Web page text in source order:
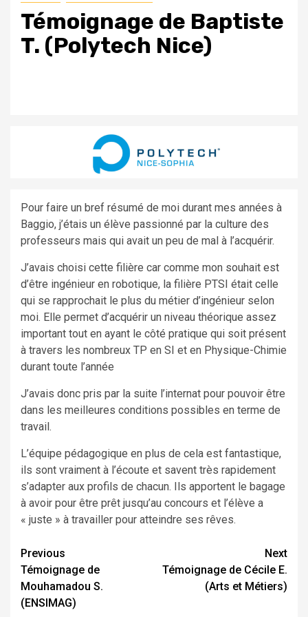
Témoignage de Baptiste
T. (Polytech Nice)
Pour faire un bref résumé de moi durant mes années à
Baggio, j’étais un élève passionné par la culture des
professeurs mais qui avait un peu de mal à l’acquérir.
J’avais choisi cette filière car comme mon souhait est
d’être ingénieur en robotique, la filière PTSI était celle
qui se rapprochait le plus du métier d’ingénieur selon
moi. Elle permet d’acquérir un niveau théorique assez
important tout en ayant le côté pratique qui soit présent
à travers les nombreux TP en SI et en Physique-Chimie
durant toute l’année
J’avais donc pris par la suite l’internat pour pouvoir être
dans les meilleures conditions possibles en terme de
travail.
L’équipe pédagogique en plus de cela est fantastique,
ils sont vraiment à l’écoute et savent très rapidement
s’adapter aux profils de chacun. Ils apportent le bagage
à avoir pour être prêt jusqu’au concours et l’élève a
« juste » à travailler pour atteindre ses rêves.
Continue
Reading
Previous
Témoignage de
Mouhamadou S.
(ENSIMAG)
Next
Témoignage de Cécile E.
(Arts et Métiers)